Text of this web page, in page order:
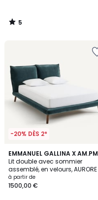
5
/
-20% DÈS 2*
EMMANUEL GALLINA X AM.PM
Lit double avec sommier
assemblé, en velours, AURORE
à partir de
1500,00 €